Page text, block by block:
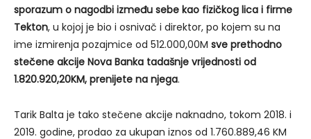
sporazum o nagodbi između sebe kao fizičkog lica i firme
Tekton, u kojoj je bio i osnivač i direktor, po kojem su na
ime izmirenja pozajmice od 512.000,00M sve prethodno
stečene akcije Nova Banka tadašnje vrijednosti od
1.820.920,20KM, prenijete na njega.
Tarik Balta je tako stečene akcije naknadno, tokom 2018. i
2019. godine, prodao za ukupan iznos od 1.760.889,46 KM